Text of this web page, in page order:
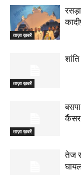
ताज़ा ख़बरें
ताज़ा ख़बरें
ताज़ा ख़बरें
कैंसर
तेज